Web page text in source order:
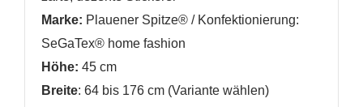
Marke: Plauener Spitze® / Konfektionierung:
SeGaTex® home fashion
Höhe: 45 cm
Breite: 64 bis 176 cm (Variante wählen)